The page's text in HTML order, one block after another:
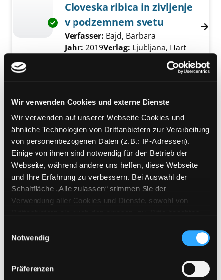
Wir verwenden Cookies und externe Dienste
Wir verwenden auf unserer Webseite Cookies und
ähnliche Technologien von Drittanbietern zur Verarbeitung
von personenbezogenen Daten (z.B.: IP-Adressen).
Einige von ihnen sind notwendig für den Betrieb der
Webseite, während andere uns helfen, diese Webseite
und Ihre Erfahrung zu verbessern. Bei Auswahl der
Schaltfläche „Alle zulassen“ stimmen Sie der
Verwendung aller Cookies und Dienste, sowohl von
Cookies von Drittanbietern, eine Verarbeitung in
unsicheren Drittländern (Länder außerhalb des EWR
ohne adäquates Datenschutzniveau) stattfinden kann. In
diesem Zusammenhang können aktuell Risiken für
Notwendig
Präferenzen
Exemplar-Details von Cloveska ribica in
Cloveska ribica in zivljenje
v podzemnem svetu
Verfasser: Bajd, Barbara
Jahr: 2019Verlag: Ljubljana, Hart
Verfasser:Bilban, TinaSuche nach
Jahr:2019Verlag:Dob, Mis
Exemplar-Details von Mehurcki in petdeset
Mediengruppe:Kinderbuch
Mehurcki in petdeset
ugank
Verfasser:Zupancic, Oton
Jahr:
2012
Exemplar-Details von Na poti anzeigen
Suche